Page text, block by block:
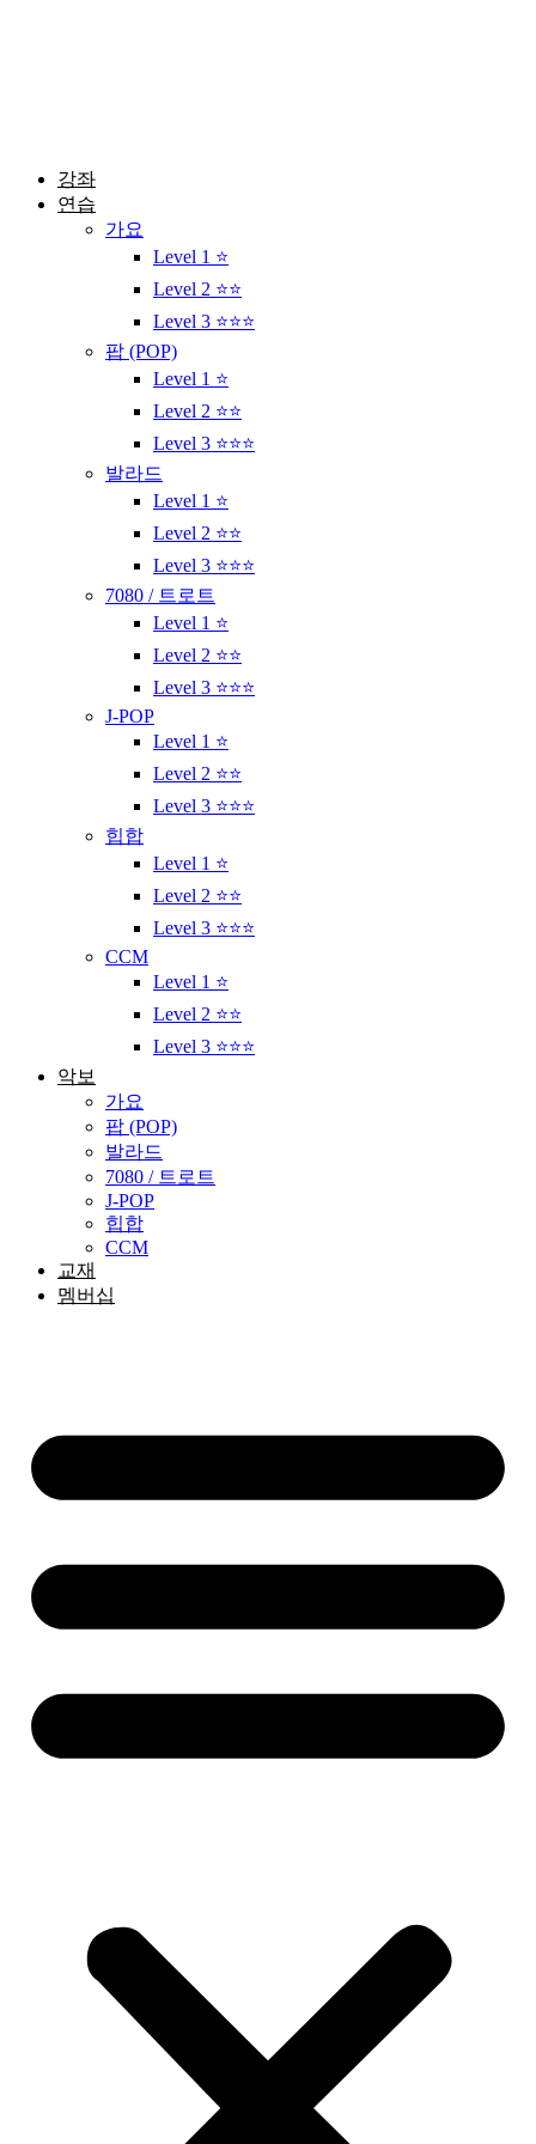
강좌
연습
가요
Level 1 ⭐
Level 2 ⭐⭐
Level 3 ⭐⭐⭐
팝 (POP)
Level 1 ⭐
Level 2 ⭐⭐
Level 3 ⭐⭐⭐
발라드
Level 1 ⭐
Level 2 ⭐⭐
Level 3 ⭐⭐⭐
7080 / 트로트
Level 1 ⭐
Level 2 ⭐⭐
Level 3 ⭐⭐⭐
J-POP
Level 1 ⭐
Level 2 ⭐⭐
Level 3 ⭐⭐⭐
힙합
Level 1 ⭐
Level 2 ⭐⭐
Level 3 ⭐⭐⭐
CCM
Level 1 ⭐
Level 2 ⭐⭐
Level 3 ⭐⭐⭐
악보
가요
팝 (POP)
발라드
7080 / 트로트
J-POP
힙합
CCM
교재
멤버십